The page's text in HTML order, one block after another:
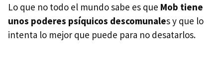
Lo que no todo el mundo sabe es que Mob tiene
unos poderes psíquicos descomunales y que lo
intenta lo mejor que puede para no desatarlos.